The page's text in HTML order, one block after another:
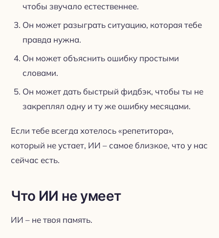
чтобы звучало естественнее.
Он может разыграть ситуацию, которая тебе
правда нужна.
Он может объяснить ошибку простыми
словами.
Он может дать быстрый фидбэк, чтобы ты не
закреплял одну и ту же ошибку месяцами.
Если тебе всегда хотелось «репетитора»,
который не устает, ИИ – самое близкое, что у нас
сейчас есть.
Что ИИ не умеет
ИИ – не твоя память.